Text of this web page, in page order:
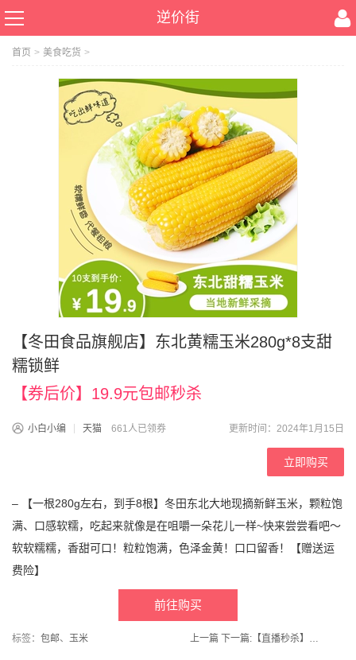
逆价街
首页 > 美食吃货 >
【冬田食品旗舰店】东北黄糯玉米280g*8支甜
糯锁鲜
【券后价】19.9元包邮秒杀
小白小编 天猫 661人已领券 更新时间：2024年1月15日
立即购买
– 【一根280g左右，到手8根】冬田东北大地现摘新鲜玉米，颗粒饱
满、口感软糯，吃起来就像是在咀嚼一朵花儿一样~快来尝尝看吧～
软软糯糯，香甜可口！粒粒饱满，色泽金黄！口口留香！【赠送运
费险】
前往购买
标签： 包邮、 玉米 上一篇 下一篇: 【直播秒杀】魔豆荚旗舰店！保暖居家德绒儿童保暖内衣